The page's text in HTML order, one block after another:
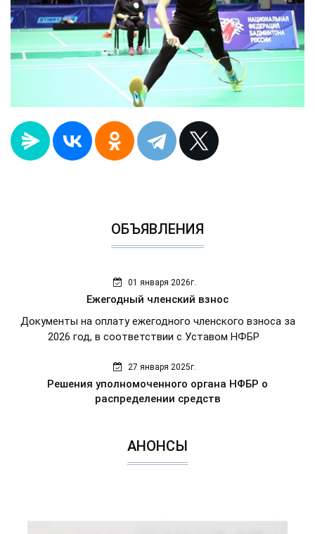
ОБЪЯВЛЕНИЯ
01 января 2026г.
Ежегодный членский взнос
Документы на оплату ежегодного членского взноса за
2026 год, в соответствии с Уставом НФБР
27 января 2025г.
Решения уполномоченного органа НФБР о
распределении средств
АНОНСЫ